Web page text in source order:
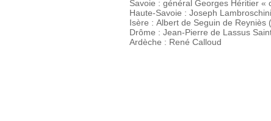
Savoie : général Georges Héritier «
Haute-Savoie : Joseph
Isère : Albert de Seguin de Reyniès
Drôme : Jean-Pierre de Lassus
Ardèche : René Calloud